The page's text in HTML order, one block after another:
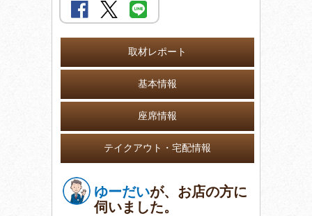
取材レポート
基本情報
座席情報
テイクアウト・宅配情報
ゆーだいが、お店の方に
伺いました。